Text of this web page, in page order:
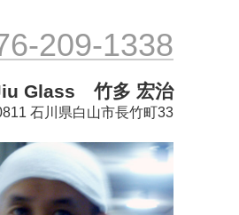
209-1338
Glass 竹多 宏治
石川県白山市長竹町33